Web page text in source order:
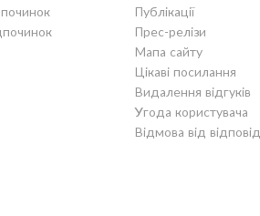
Публікації
Прес-релізи
Мапа сайту
Цікаві посилання
Видалення відгуків
Угода користувача
Відмова від